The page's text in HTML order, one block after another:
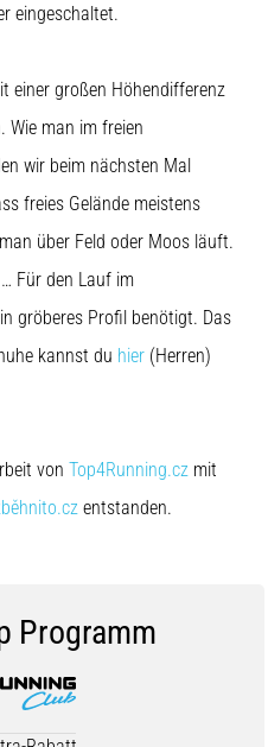
eingeschaltet.
einer großen Höhendifferenz
Wie man im freien
wir beim nächsten Mal
freies Gelände meistens
über Feld oder Moos läuft.
Für den Lauf im
gröberes Profil benötigt. Das
kannst du hier (Herren)
von Top4Running.cz mit
entstanden.
Programm